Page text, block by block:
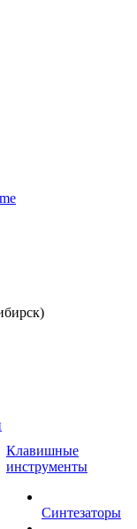
Клавишные
инструменты
Синтезаторы